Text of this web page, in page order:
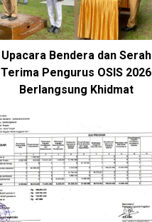
Upacara Bendera dan Serah
Terima Pengurus OSIS 2026
Berlangsung Khidmat